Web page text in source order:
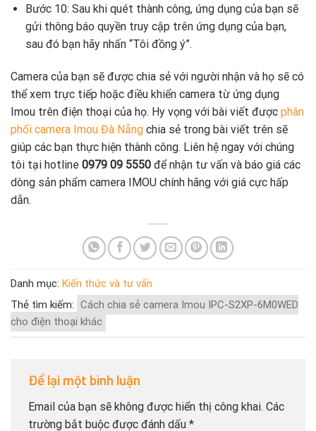
Bước 10: Sau khi quét thành công, ứng dụng của bạn sẽ
gửi thông báo quyền truy cập trên ứng dụng của bạn,
sau đó bạn hãy nhấn “Tôi đồng ý”.
Camera của bạn sẽ được chia sẻ với người nhận và họ sẽ có
thể xem trực tiếp hoặc điều khiển camera từ ứng dụng
Imou trên điện thoại của họ. Hy vọng với bài viết được phân
phối camera Imou Đà Nẵng chia sẻ trong bài viết trên sẽ
giúp các bạn thực hiện thành công. Liên hệ ngay với chúng
tôi tại hotline 0979 09 5550 để nhận tư vấn và báo giá các
dòng sản phẩm camera IMOU chính hãng với giá cực hấp
dẫn.
Danh mục: Kiến thức và tư vấn
Thẻ tìm kiếm: Cách chia sẻ camera Imou IPC-S2XP-6M0WED
cho điện thoại khác
Để lại một bình luận
Email của bạn sẽ không được hiển thị công khai. Các
trường bắt buộc được đánh dấu *